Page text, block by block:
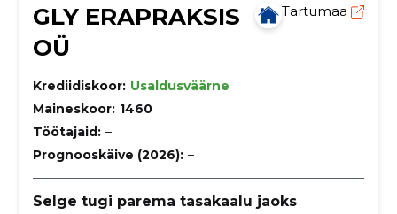
GLY ERAPRAKSIS
OÜ
Tartumaa
Krediidiskoor: Usaldusväärne
Maineskoor: 1460
Töötajaid: –
Prognooskäive (2026): –
Selge tugi parema tasakaalu jaoks